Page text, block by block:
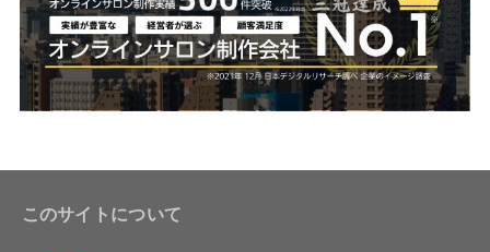
このサイトについて